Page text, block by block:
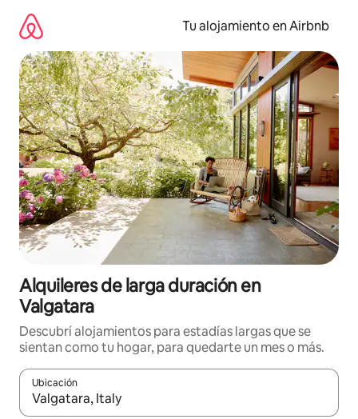
contenido
Tu alojamiento en Airbnb
Alquileres de larga duración en
Valgatara
Descubrí alojamientos para estadías largas que se
sientan como tu hogar, para quedarte un mes o más.
Ubicación
Cuando los resultados estén disponibles, navegá con las